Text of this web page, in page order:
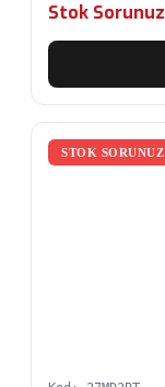
Stok Sorunuz
STOK SORUNUZ